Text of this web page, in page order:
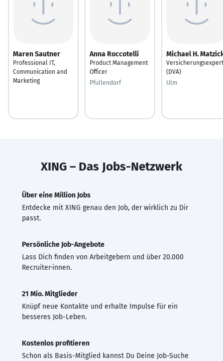
Maren Sautner
Professional IT,
Communication and
Marketing
Anna Roccotelli
Product Management
Officer
Pfullendorf
Michael H.
(DVA)
Ulm
XING – Das Jobs-Netzwerk
Über eine Million Jobs
Entdecke mit XING genau den Job, der wirklich zu Dir
passt.
Persönliche Job-Angebote
Lass Dich finden von Arbeitgebern und über 20.000
Recruiter·innen.
21 Mio. Mitglieder
Knüpf neue Kontakte und erhalte Impulse für ein
besseres Job-Leben.
Kostenlos profitieren
Schon als Basis-Mitglied kannst Du Deine Job-Suche